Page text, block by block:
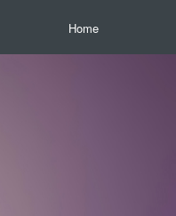
Home